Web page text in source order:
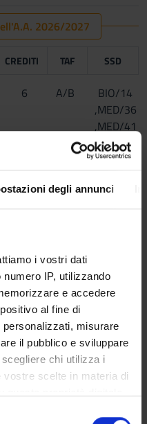
degli annunci
i vostri dati
IP, utilizzando
e accedere
al fine di
misurare
il pubblico e sviluppare
chi utilizza i
scelte in materia di
2026/2027
CREDITI TAF SSD
6 A/B
BIO/14
,MED/36
,MED/41
,MED/50
,MED/06
,MED/36
8 A/B
,ING-
INF/07
,MED/50
7 A/B
FIS/07
,MED/36